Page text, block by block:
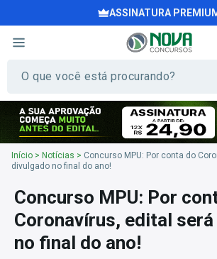
ASSINATURA
Início > Notícias > Concurso MPU: Por conta do
divulgado no final do ano!
Concurso MPU: Por
Coronavírus, edital
no final do ano!